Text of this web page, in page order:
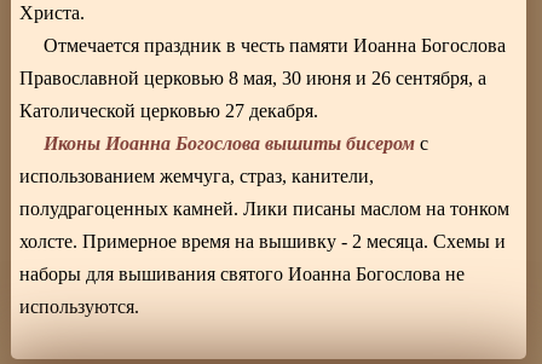
Христа.
Отмечается праздник в честь памяти Иоанна Богослова
Православной церковью 8 мая, 30 июня и 26 сентября, а
Католической церковью 27 декабря.
Иконы Иоанна Богослова вышиты бисером с
использованием жемчуга, страз, канители,
полудрагоценных камней. Лики писаны маслом на тонком
холсте. Примерное время на вышивку - 2 месяца. Схемы и
наборы для вышивания святого Иоанна Богослова не
используются.